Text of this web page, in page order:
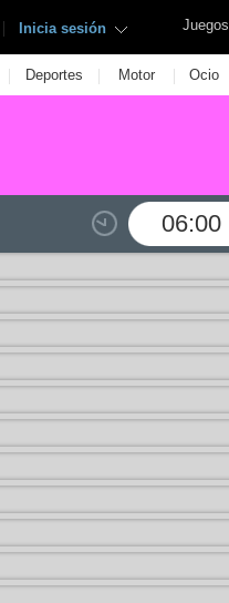
Juegos
| Inicia sesión
| Deportes | Motor | Ocio
06:00